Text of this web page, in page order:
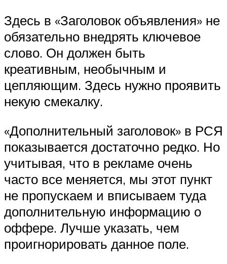
Здесь в «Заголовок объявления» не
обязательно внедрять ключевое
слово. Он должен быть
креативным, необычным и
цепляющим. Здесь нужно проявить
некую смекалку.
«Дополнительный заголовок» в РСЯ
показывается достаточно редко. Но
учитывая, что в рекламе очень
часто все меняется, мы этот пункт
не пропускаем и вписываем туда
дополнительную информацию о
оффере. Лучше указать, чем
проигнорировать данное поле.